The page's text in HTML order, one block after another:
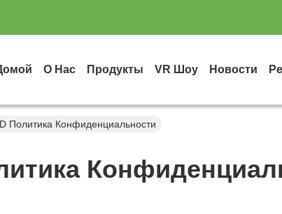
О Нас Продукты VR Шоу Новости
Политика Конфиденциальности